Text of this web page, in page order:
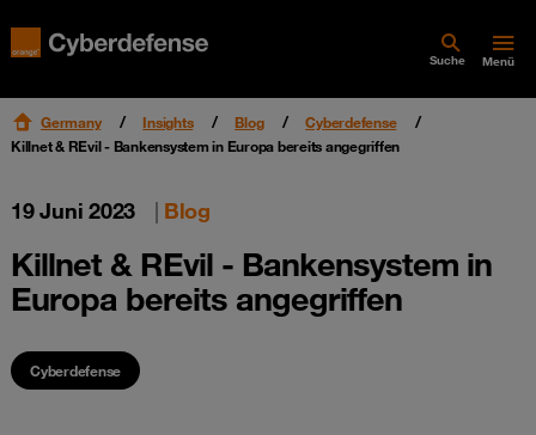
Suche Menü
Germany Insights Blog
Cyberdefense
Killnet & REvil - Bankensystem in Europa bereits angegriffen
19 Juni 2023 | Blog
Killnet & REvil - Bankensystem in
Europa bereits angegriffen
Cyberdefense